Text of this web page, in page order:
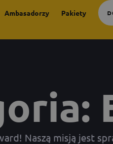
Ambasadorzy Pakiety
Naszą misją jest